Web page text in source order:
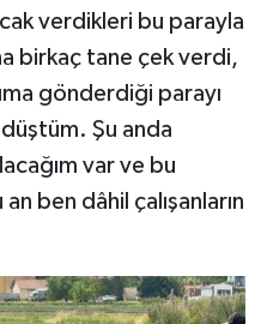
verdikleri bu parayla
birkaç tane çek verdi,
gönderdiği parayı
Şu anda
var ve bu
ben dâhil çalışanların